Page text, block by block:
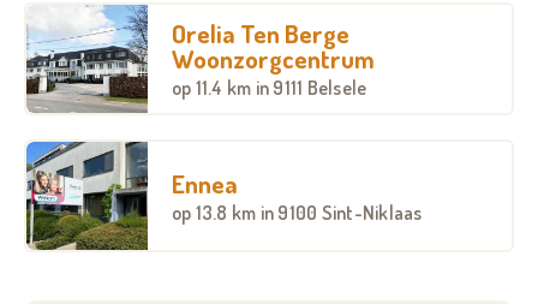
Orelia Ten Berge
Woonzorgcentrum
op 11.4 km in 9111 Belsele
Ennea
op 13.8 km in 9100 Sint-Niklaas